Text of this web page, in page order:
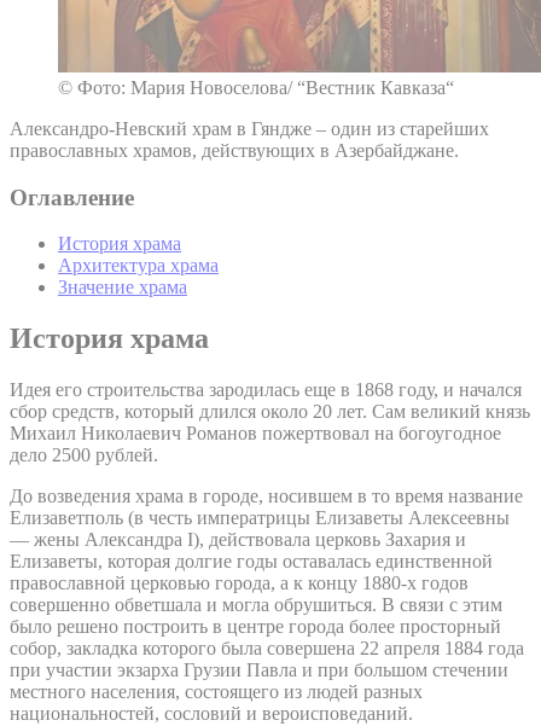
© Фото: Мария Новоселова/ “Вестник Кавказа“
Александро-Невский храм в Гяндже – один из старейших
православных храмов, действующих в Азербайджане.
Оглавление
История храма
Архитектура храма
Значение храма
История храма
Идея его строительства зародилась еще в 1868 году, и начался
сбор средств, который длился около 20 лет. Сам великий князь
Михаил Николаевич Романов пожертвовал на богоугодное
дело 2500 рублей.
До возведения храма в городе, носившем в то время название
Елизаветполь (в честь императрицы Елизаветы Алексеевны
— жены Александра I), действовала церковь Захария и
Елизаветы, которая долгие годы оставалась единственной
православной церковью города, а к концу 1880-х годов
совершенно обветшала и могла обрушиться. В связи с этим
было решено построить в центре города более просторный
собор, закладка которого была совершена 22 апреля 1884 года
при участии экзарха Грузии Павла и при большом стечении
местного населения, состоящего из людей разных
национальностей, сословий и вероисповеданий.